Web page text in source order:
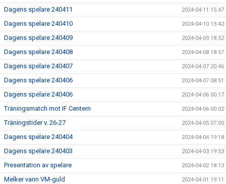
Dagens spelare 240411 2024-04-11 15:47
Dagens spelare 240410 2024-04-10 15:42
Dagens spelare 240409 2024-04-09 18:52
Dagens spelare 240408 2024-04-08 18:57
Dagens spelare 240407 2024-04-07 20:46
Dagens spelare 240406 2024-04-07 08:51
Dagens spelare 240406 2024-04-06 00:17
Träningsmatch mot IF Centern 2024-04-06 00:02
Träningstider v. 26-27 2024-04-05 07:00
Dagens spelare 240404 2024-04-04 19:18
Dagens spelare 240403 2024-04-03 19:53
Presentation av spelare 2024-04-02 18:13
Melker vann VM-guld 2024-04-01 19:11